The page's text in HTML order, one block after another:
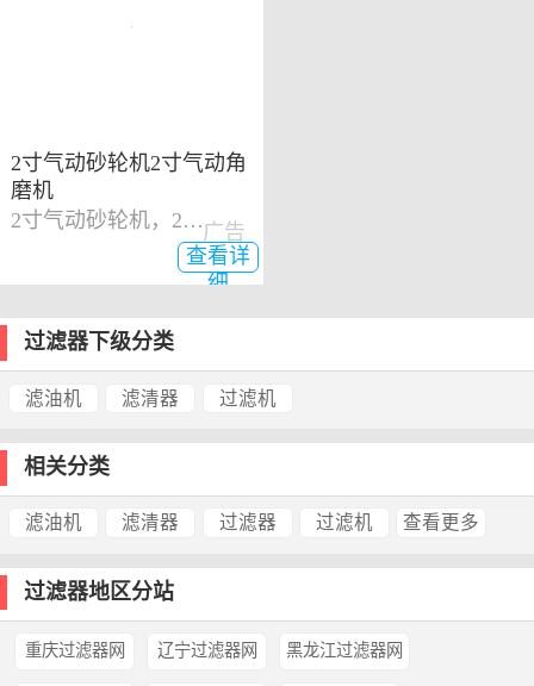
2寸气动砂轮机2寸气动角
磨机
2寸气动砂轮机，2寸气动角磨机
查看详
细
广告
过滤器下级分类
滤油机 滤清器 过滤机
相关分类
滤油机 滤清器 过滤器 过滤机 查看更多
过滤器地区分站
重庆过滤器网 辽宁过滤器网 黑龙江过滤器网